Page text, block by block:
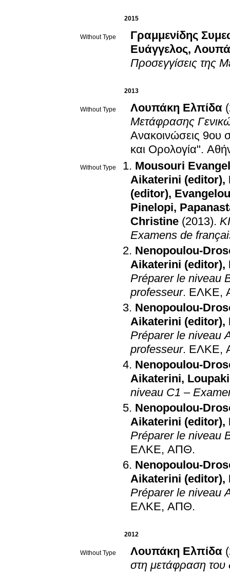
2015
Without Type
Γραμμενίδης
Ευάγγελος,
Προσεγγίσεις της
2013
Without Type Λουπάκη Ελπίδα
Μετάφρασης
Ανακοινώσεις 9ου
και Ορολογία".
Without Type
Mousouri
Aikaterini (editor),
(editor),
Pinelopi,
Christine (2013).
Examens de
Nenopoulou-
Aikaterini (editor),
Préparer le niveau
professeur. ΕΛΚΕ,
Nenopoulou-
Aikaterini (editor),
Préparer le niveau
professeur. ΕΛΚΕ,
Nenopoulou-
Aikaterini,
niveau C1 –
Nenopoulou-
Aikaterini (editor),
Préparer le niveau
ΕΛΚΕ, ΑΠΘ.
Nenopoulou-
Aikaterini (editor),
Préparer le niveau
ΕΛΚΕ, ΑΠΘ.
2012
Without Type Λουπάκη Ελπίδα
στη μετάφραση του